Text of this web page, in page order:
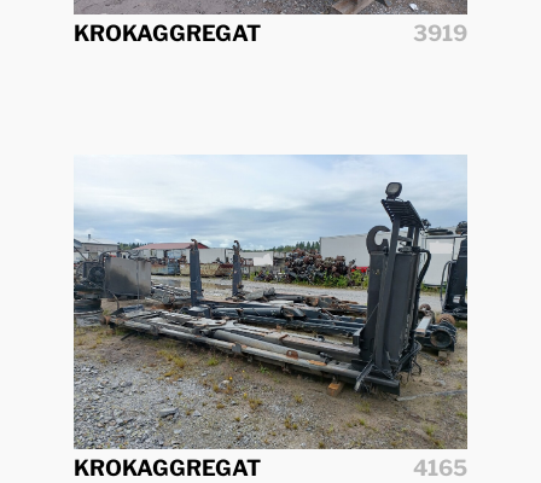
KROKAGGREGAT 3919
KROKAGGREGAT 4165